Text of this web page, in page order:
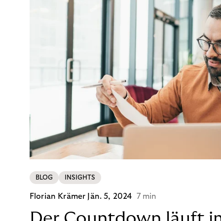
BLOG INSIGHTS
Florian Krämer Jän. 5, 2024 7 min